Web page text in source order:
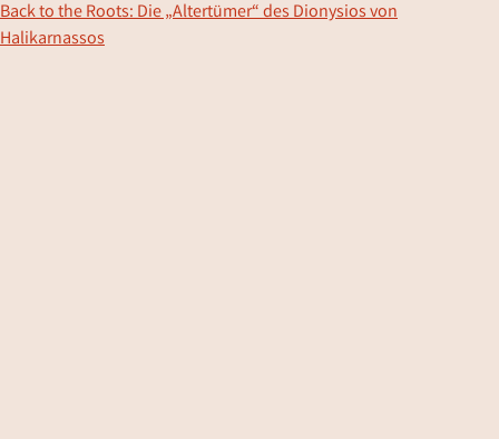
Back to the Roots: Die „Altertümer“ des Dionysios von
Halikarnassos